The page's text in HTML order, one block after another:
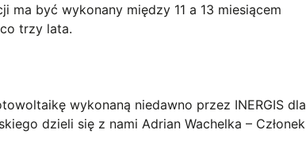
być wykonany między 11 a 13 miesiącem
trzy lata.
wykonaną niedawno przez INERGIS dla
dzieli się z nami Adrian Wachelka – Członek